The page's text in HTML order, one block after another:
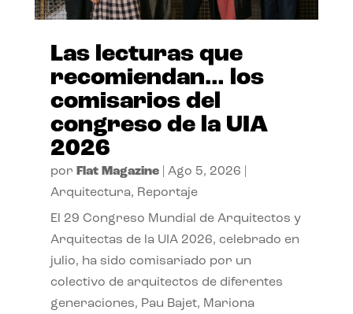
Las lecturas que
recomiendan… los
comisarios del
congreso de la UIA
2026
por Flat Magazine| Ago 5, 2026
Arquitectura, Reportaje
El 29 Congreso Mundial de Arquitectos y
Arquitectas de la UIA 2026, celebrado en
julio, ha sido comisariado por un
colectivo de arquitectos de diferentes
generaciones, Pau Bajet, Mariona